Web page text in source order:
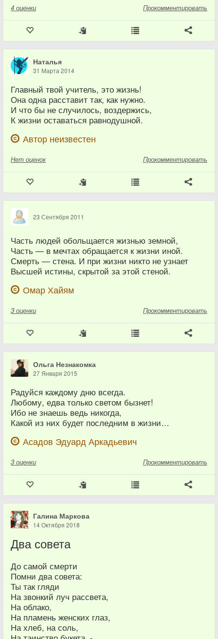
4 оценки Прокомментировать
Наталья
31 Марта 2014
Главный твой учитель, это жизнь!
Она одна расставит так, как нужно.
И что бы не случилось, воздержись,
К жизни оставаться равнодушной.
Автор неизвестен
Нет оценок Прокомментировать
23 Сентября 2011
Часть людей обольщается жизнью земной,
Часть — в мечтах обращается к жизни иной.
Смерть — стена. И при жизни никто не узнает
Высшей истины, скрытой за этой стеной.
Омар Хайям
3 оценки Прокомментировать
Ольга Незнакомка
27 Января 2015
Радуйся каждому дню всегда.
Любому, едва только светом бызнет!
Ибо не знаешь ведь никогда,
Какой из них будет последним в жизни…
Асадов Эдуард Аркадьевич
3 оценки Прокомментировать
Галина Маркова
14 Октября 2018
Два совета
До самой смерти
Помни два совета:
Ты так гляди
На звонкий луч рассвета,
На облако,
На пламень женских глаз,
На хлеб, на соль,